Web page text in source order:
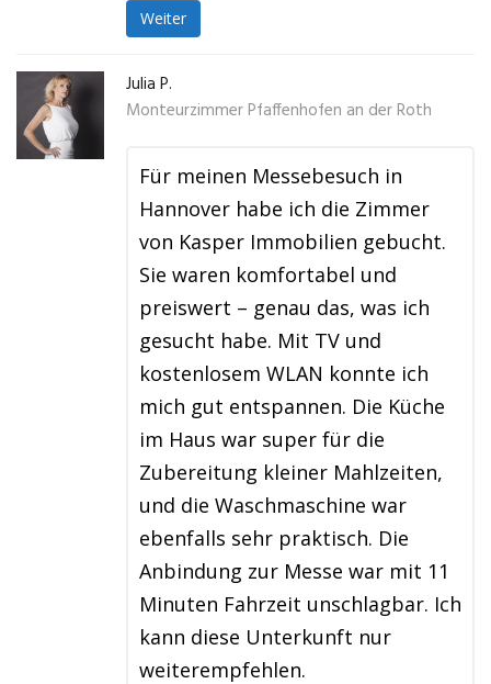
Weiter
Julia P.
Monteurzimmer Pfaffenhofen an der Roth
Für meinen Messebesuch in
Hannover habe ich die Zimmer
von Kasper Immobilien gebucht.
Sie waren komfortabel und
preiswert – genau das, was ich
gesucht habe. Mit TV und
kostenlosem WLAN konnte ich
mich gut entspannen. Die Küche
im Haus war super für die
Zubereitung kleiner Mahlzeiten,
und die Waschmaschine war
ebenfalls sehr praktisch. Die
Anbindung zur Messe war mit 11
Minuten Fahrzeit unschlagbar. Ich
kann diese Unterkunft nur
weiterempfehlen.